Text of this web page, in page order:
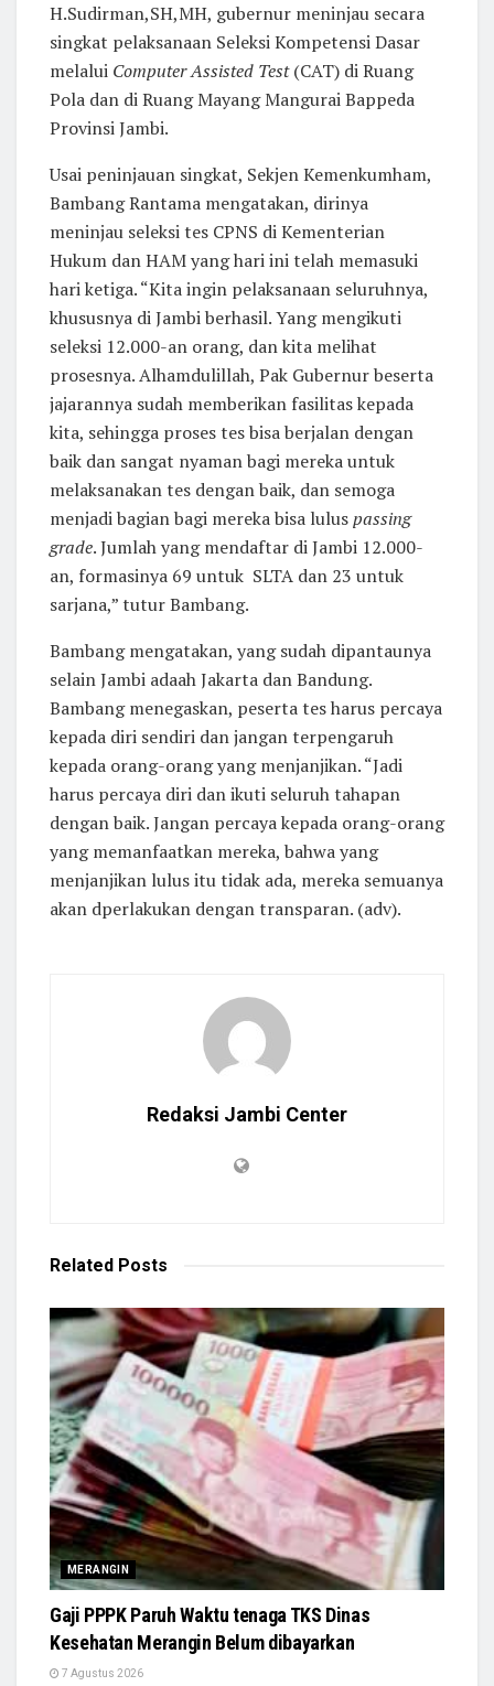
H.Sudirman,SH,MH, gubernur meninjau secara
singkat pelaksanaan Seleksi Kompetensi Dasar
melalui Computer Assisted Test(CAT) di Ruang
Pola dan di Ruang Mayang Mangurai Bappeda
Provinsi Jambi.
Usai peninjauan singkat, Sekjen Kemenkumham,
Bambang Rantama mengatakan, dirinya
meninjau seleksi tes CPNS di Kementerian
Hukum dan HAM yang hari ini telah memasuki
hari ketiga. “Kita ingin pelaksanaan seluruhnya,
khususnya di Jambi berhasil. Yang mengikuti
seleksi 12.000-an orang, dan kita melihat
prosesnya. Alhamdulillah, Pak Gubernur beserta
jajarannya sudah memberikan fasilitas kepada
kita, sehingga proses tes bisa berjalan dengan
baik dan sangat nyaman bagi mereka untuk
melaksanakan tes dengan baik, dan semoga
menjadi bagian bagi mereka bisa luluspassing
grade. Jumlah yang mendaftar di Jambi 12.000-
an, formasinya 69 untuk SLTA dan 23 untuk
sarjana,” tutur Bambang.
Bambang mengatakan, yang sudah dipantaunya
selain Jambi adaah Jakarta dan Bandung.
Bambang menegaskan, peserta tes harus percaya
kepada diri sendiri dan jangan terpengaruh
kepada orang-orang yang menjanjikan. “Jadi
harus percaya diri dan ikuti seluruh tahapan
dengan baik. Jangan percaya kepada orang-orang
yang memanfaatkan mereka, bahwa yang
menjanjikan lulus itu tidak ada, mereka semuanya
akan dperlakukan dengan transparan. (adv).
Redaksi Jambi Center
Related Posts
MERANGIN
Gaji PPPK Paruh Waktu tenaga TKS Dinas
Kesehatan Merangin Belum dibayarkan
7 Agustus 2026